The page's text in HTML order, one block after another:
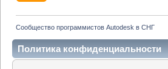
Сообщество программистов Autodesk в СНГ
Политика конфиденциальности